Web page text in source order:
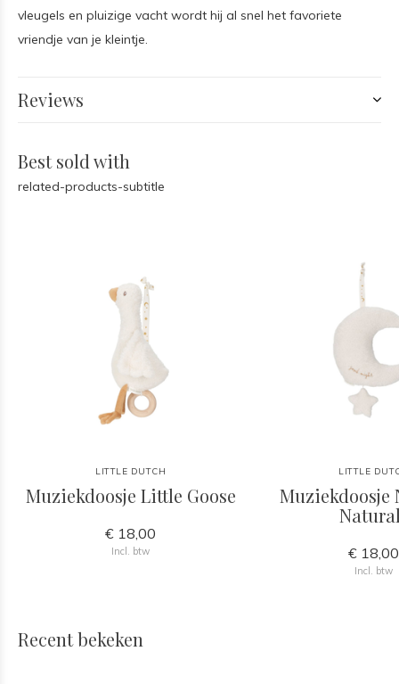
vleugels en pluizige vacht wordt hij al snel het favoriete
vriendje van je kleintje.
Reviews
Best sold with
related-products-subtitle
LITTLE DUTCH
Muziekdoosje Little Goose
€ 18,00
Incl. btw
LITTLE
Muziekdoosje
€ 18,00
Incl. btw
Recent bekeken